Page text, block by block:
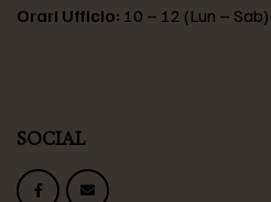
Orari Ufficio: 10 – 12 (Lun – Sab)
SOCIAL